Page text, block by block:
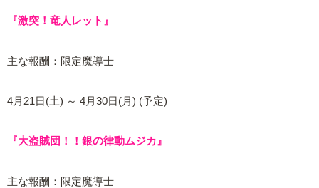
『激突！竜人レット』
主な報酬：限定魔導士
4月21日(土) ～ 4月30日(月) (予定)
『大盗賊団！！銀の律動ムジカ』
主な報酬：限定魔導士